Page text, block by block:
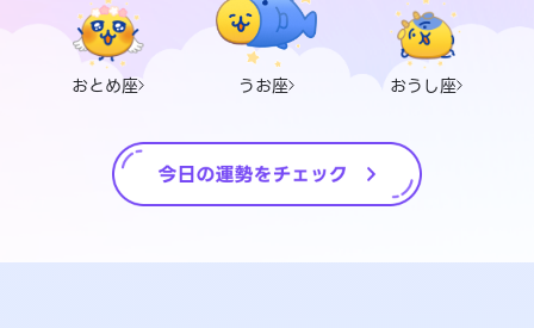
おとめ座 うお座 おうし座